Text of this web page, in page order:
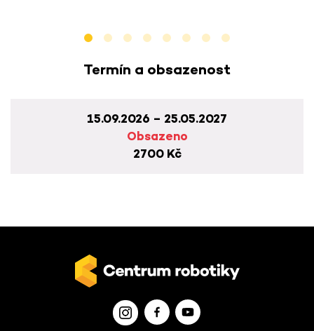
Termín a obsazenost
15.09.2026 – 25.05.2027
Obsazeno
2700 Kč